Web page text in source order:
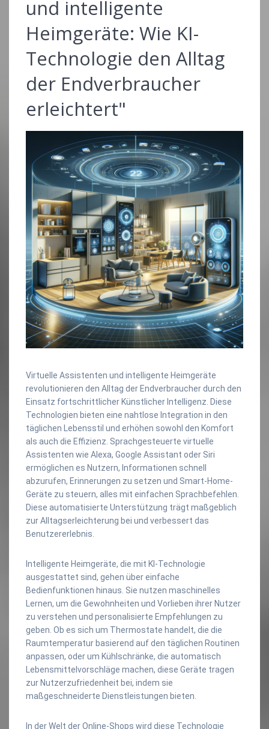
und intelligente
Heimgeräte: Wie KI-
Technologie den Alltag
der Endverbraucher
erleichtert"
Virtuelle Assistenten und intelligente Heimgeräte
revolutionieren den Alltag der Endverbraucher durch den
Einsatz fortschrittlicher Künstlicher Intelligenz. Diese
Technologien bieten eine nahtlose Integration in den
täglichen Lebensstil und erhöhen sowohl den Komfort
als auch die Effizienz. Sprachgesteuerte virtuelle
Assistenten wie Alexa, Google Assistant oder Siri
ermöglichen es Nutzern, Informationen schnell
abzurufen, Erinnerungen zu setzen und Smart-Home-
Geräte zu steuern, alles mit einfachen Sprachbefehlen.
Diese automatisierte Unterstützung trägt maßgeblich
zur Alltagserleichterung bei und verbessert das
Benutzererlebnis.
Intelligente Heimgeräte, die mit KI-Technologie
ausgestattet sind, gehen über einfache
Bedienfunktionen hinaus. Sie nutzen maschinelles
Lernen, um die Gewohnheiten und Vorlieben ihrer Nutzer
zu verstehen und personalisierte Empfehlungen zu
geben. Ob es sich um Thermostate handelt, die die
Raumtemperatur basierend auf den täglichen Routinen
anpassen, oder um Kühlschränke, die automatisch
Lebensmittelvorschläge machen, diese Geräte tragen
zur Nutzerzufriedenheit bei, indem sie
maßgeschneiderte Dienstleistungen bieten.
In der Welt der Online-Shops wird diese Technologie